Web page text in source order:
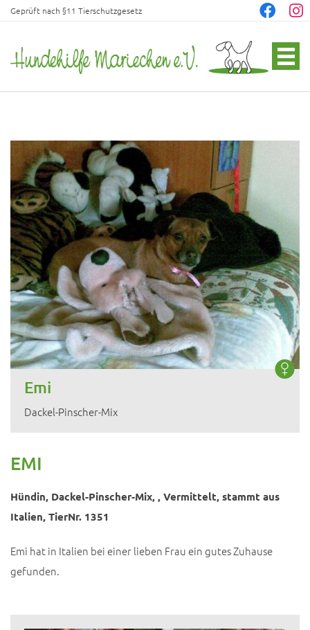
Geprüft nach §11 Tierschutzgesetz
Emi
Dackel-Pinscher-Mix
EMI
Hündin, Dackel-Pinscher-Mix, , Vermittelt, stammt aus
Italien, TierNr. 1351
Emi hat in Italien bei einer lieben Frau ein gutes Zuhause
gefunden.